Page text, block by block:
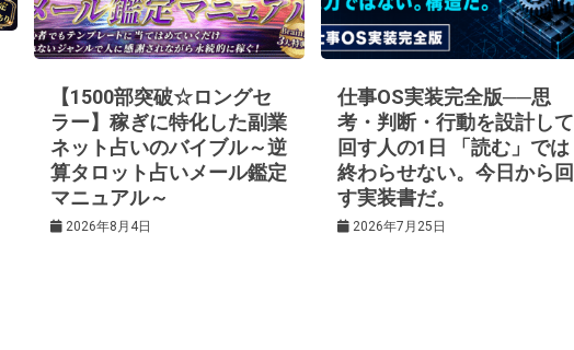
【1500部突破☆ロングセ
ラー】稼ぎに特化した副業
ネット占いのバイブル～逆
算タロット占いメール鑑定
マニュアル～
2026年8月4日
仕事OS実装完全版──思
考・判断・行動を設計して
回す人の1日 「読む」では
終わらせない。今日から回
す実装書だ。
2026年7月25日